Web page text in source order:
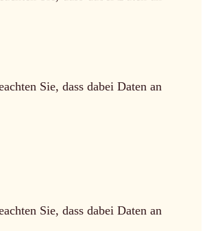
Sie, dass dabei Daten an
Sie, dass dabei Daten an